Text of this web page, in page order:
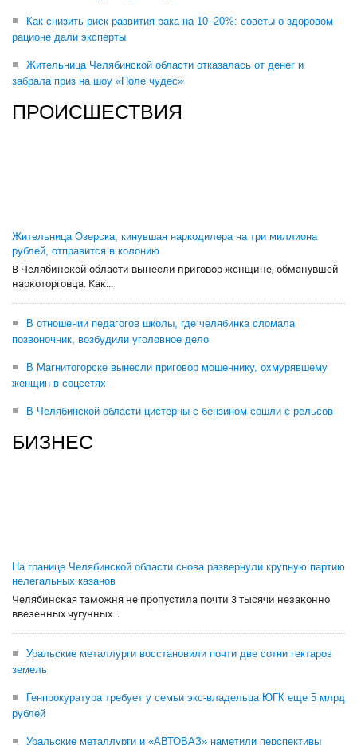
Как снизить риск развития рака на 10–20%: советы о здоровом
рационе дали эксперты
Жительница Челябинской области отказалась от денег и
забрала приз на шоу «Поле чудес»
ПРОИСШЕСТВИЯ
Жительница Озерска, кинувшая наркодилера на три миллиона
рублей, отправится в колонию
В Челябинской области вынесли приговор женщине, обманувшей
наркоторговца. Как...
В отношении педагогов школы, где челябинка сломала
позвоночник, возбудили уголовное дело
В Магнитогорске вынесли приговор мошеннику, охмурявшему
женщин в соцсетях
В Челябинской области цистерны с бензином сошли с рельсов
БИЗНЕС
На границе Челябинской области снова развернули крупную партию
нелегальных казанов
Челябинская таможня не пропустила почти 3 тысячи незаконно
ввезенных чугунных...
Уральские металлурги восстановили почти две сотни гектаров
земель
Генпрокуратура требует у семьи экс-владельца ЮГК еще 5 млрд
рублей
Уральские металлурги и «АВТОВАЗ» наметили перспективы